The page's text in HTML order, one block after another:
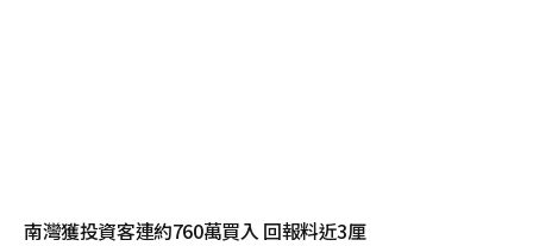
南灣獲投資客連約760萬買入 回報料近3厘